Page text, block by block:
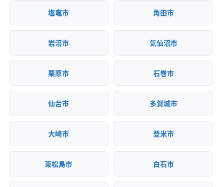
塩竈市 角田市
岩沼市 気仙沼市
栗原市 石巻市
仙台市 多賀城市
大崎市 登米市
東松島市 白石市